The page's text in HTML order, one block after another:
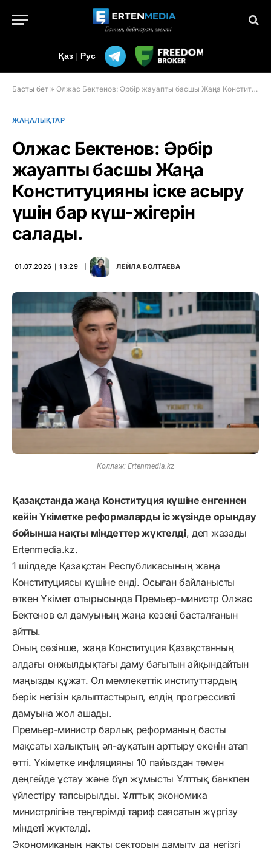
Қаз | Рус
Басты бет » Олжас Бектенов: Әрбір жауапты басшы Жаңа Конституцияны іске асыру үшін бар күш-жігерін салады.
ЖАҢАЛЫҚТАР
Олжас Бектенов: Әрбір
жауапты басшы Жаңа
Конституцияны іске асыру
үшін бар күш-жігерін
салады.
01.07.2026 ∣ 13:29 ЛЕЙЛА БОЛТАЕВА
Коллаж: Ertenmedia.kz
Қазақстанда жаңа Конституция күшіне енгеннен
кейін Үкіметке реформаларды іс жүзінде орындау
бойынша нақты міндеттер жүктелді, деп жазады
Ertenmedia.kz.
1 шілдеде Қазақстан Республикасының жаңа
Конституциясы күшіне енді. Осыған байланысты
өткен Үкімет отырысында Премьер-министр Олжас
Бектенов ел дамуының жаңа кезеңі басталғанын
айтты.
Оның сөзінше, жаңа Конституция Қазақстанның
алдағы онжылдықтағы даму бағытын айқындайтын
маңызды құжат. Ол мемлекеттік институттардың
берік негізін қалыптастырып, елдің прогрессивті
дамуына жол ашады.
Премьер-министр барлық реформаның басты
мақсаты халықтың әл-ауқатын арттыру екенін атап
өтті. Үкіметке инфляцияны 10 пайыздан төмен
деңгейде ұстау және бұл жұмысты Ұлттық банкпен
үйлестіру тапсырылды. Ұлттық экономика
министрлігіне теңгерімді тариф саясатын жүргізу
міндеті жүктелді.
Экономиканың нақты секторын дамыту да негізгі